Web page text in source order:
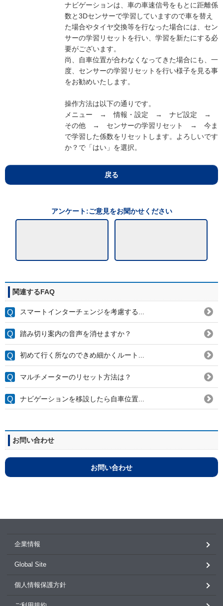
ナビゲーションは、車の車速信号をもとに距離係
数と3Dセンサーで学習していますので車を替え
た場合やタイヤ交換等を行なった場合には、セン
サーの学習リセットを行い、学習を新たにする必
要がございます。
尚、自車位置が合わなくなってきた場合にも、一
度、センサーの学習リセットを行い様子を見る事
をお勧めいたします。
操作方法は以下の通りです。
メニュー → 情報・設定 → ナビ設定 →
その他 → センサーの学習リセット → 今ま
で学習した係数をリセットします。よろしいです
か？で「はい」を選択。
戻る
アンケート:ご意見をお聞かせください
関連するFAQ
スマートインターチェンジを考慮する...
踏み切り案内の音声を消せますか？
初めて行く所なのできめ細かくルート...
マルチメーターのリセット方法は？
ナビゲーションを移設したら自車位置...
お問い合わせ
お問い合わせ
企業情報
Global Site
個人情報保護方針